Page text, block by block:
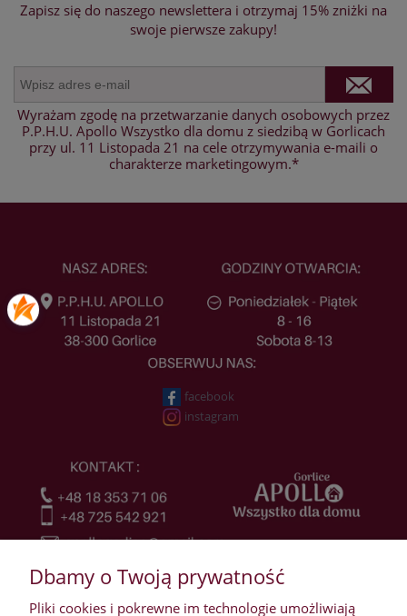
Zapisz się do naszego newslettera i otrzymaj 15% zniżki na
swoje pierwsze zakupy!
Wyrażam zgodę na przetwarzanie danych osobowych przez
P.P.H.U. Apollo Wszystko dla domu z siedzibą w Gorlicach
przy ul. 11 Listopada 21 na cele otrzymywania e-maili o
charakterze marketingowym.*
facebook
instagram
Dbamy o Twoją prywatność
Pliki cookies i pokrewne im technologie umożliwiają